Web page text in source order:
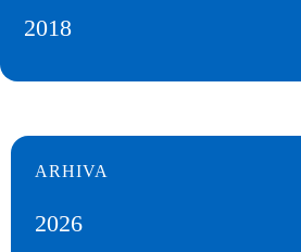
2018
ARHIVA
2026